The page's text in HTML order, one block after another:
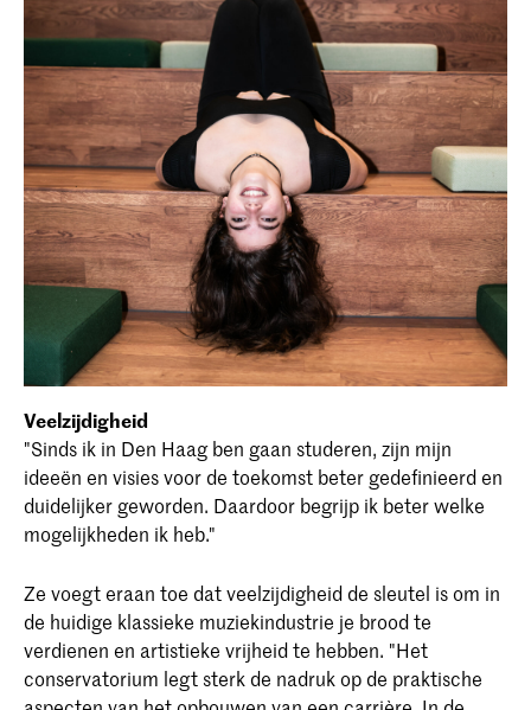
Veelzijdigheid
"Sinds ik in Den Haag ben gaan studeren, zijn mijn
ideeën en visies voor de toekomst beter gedefinieerd en
duidelijker geworden. Daardoor begrijp ik beter welke
mogelijkheden ik heb."
Ze voegt eraan toe dat veelzijdigheid de sleutel is om in
de huidige klassieke muziekindustrie je brood te
verdienen en artistieke vrijheid te hebben. "Het
conservatorium legt sterk de nadruk op de praktische